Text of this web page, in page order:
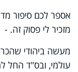
אספר לכם סיפור
מזכיר לי פסוק זה. -
מעשה ביהודי
עולמי, ובס"ד החל